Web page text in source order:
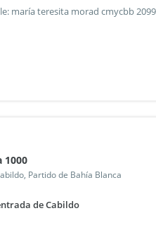
1000
Partido de Bahía Blanca
de Cabildo